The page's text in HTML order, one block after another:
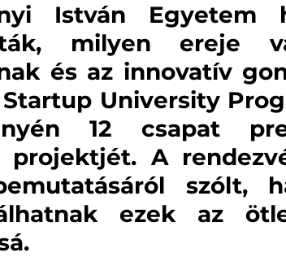
István Egyetem
milyen ereje
és az innovatív
University
12 csapat
projektjét. A
szólt,
ezek az